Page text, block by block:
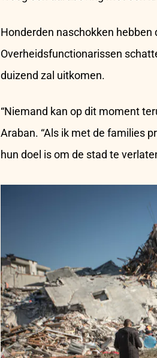
Honderden naschokken
Overheidsfunctionarissen
duizend zal uitkomen.
“Niemand kan op dit moment
Araban. “Als ik met de families
hun doel is om de stad te